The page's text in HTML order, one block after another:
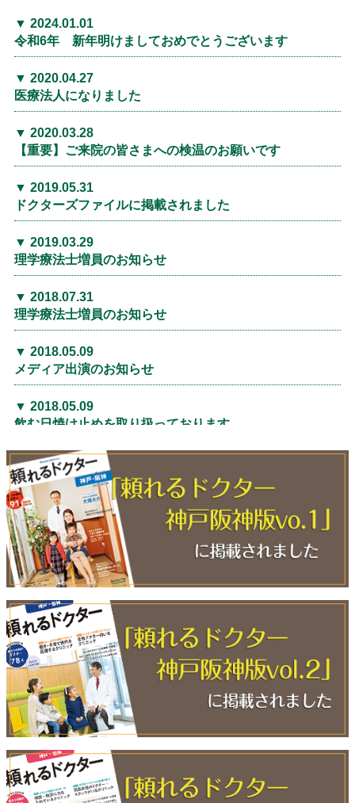
2024.01.01
令和6年 新年明けましておめでとうございます
2020.04.27
医療法人になりました
2020.03.28
【重要】ご来院の皆さまへの検温のお願いです
2019.05.31
ドクターズファイルに掲載されました
2019.03.29
理学療法士増員のお知らせ
2018.07.31
理学療法士増員のお知らせ
2018.05.09
メディア出演のお知らせ
2018.05.09
飲む日焼け止めを取り扱っております
2018.02.01
「開放型病床システム」を採用しております
2018.02.01
1月より施設基準を変更いたしました
2017.07.10
開院致しました